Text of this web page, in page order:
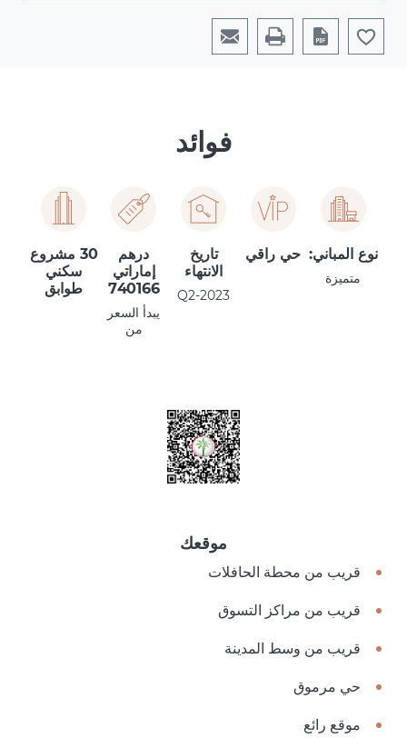
فوائد
نوع المباني:
متميزة
حي راقي
تاريخ
الانتهاء
Q2-2023
درهم
إماراتي
740166
يبدأ السعر
من
30 مشروع
سكني
طوابق
موقعك
قريب من محطة الحافلات
قريب من مراكز التسوق
قريب من وسط المدينة
حي مرموق
موقع رائع